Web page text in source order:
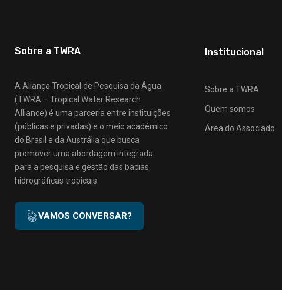
Sobre a TWRA
A Aliança Tropical de Pesquisa da Água
(TWRA – Tropical Water Research
Alliance) é uma parceria entre instituições
(públicas e privadas) e o meio acadêmico
do Brasil e da Austrália que busca
promover uma abordagem integrada
para a pesquisa e gestão das bacias
hidrográficas tropicais.
VAMOS CONVERSAR?
Institucional
Sobre a TWRA
Quem somos
Área do Associado